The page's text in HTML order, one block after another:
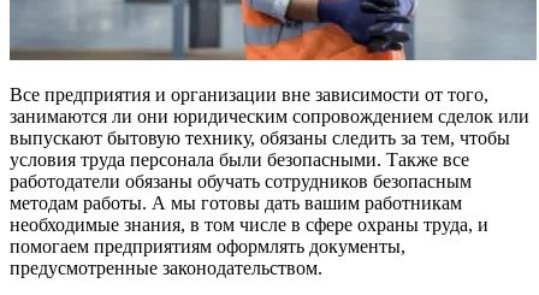
Все предприятия и организации вне зависимости от того,
занимаются ли они юридическим сопровождением сделок или
выпускают бытовую технику, обязаны следить за тем, чтобы
условия труда персонала были безопасными. Также все
работодатели обязаны обучать сотрудников безопасным
методам работы. А мы готовы дать вашим работникам
необходимые знания, в том числе в сфере охраны труда, и
помогаем предприятиям оформлять документы,
предусмотренные законодательством.